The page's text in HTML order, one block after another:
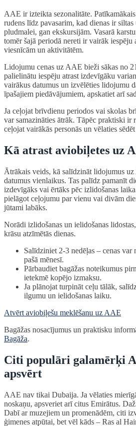
AAE ir izteikta sezonalitāte.
rudens līdz pavasarim, kad dienas ir siltas
pludmalei, gan ekskursijām. Vasarā
tomēr šajā periodā nereti ir vairāk iespēju
viesnīcām un aktivitātēm.
Lidojumu cenas uz AAE bieži sākas no
palielinātu iespēju atrast izdevīgāku
vairākus datumus un izvēlēties lidojumu
īpašajiem piedāvājumiem, apskatiet arī
Ja ceļojat brīvdienu periodos vai skolas
var samazināties ātrāk. Tāpēc praktiski ir
ceļojat vairākās personās un vēlaties
Kā atrast aviobiļetes uz
Ātrākais veids, kā salīdzināt lidojumus
datumus vienlaikus. Tas palīdz pamanīt
izdevīgāks vai ērtāks pēc izlidošanas
pielāgot ceļojumu par vienu vai divām
jūtami labāks.
Norādi izlidošanas un ielidošanas
krāsu atzīmētās dienas.
Salīdziniet 2-3 nedēļas – cenas var
pašā mēnesī.
Pārbaudiet bagāžas noteikumus
ietekmē kopējo izmaksu.
Ja plānojat turpināt ceļu tālāk,
ilgumu un ielidošanas laiku.
Atvērt aviobiļešu meklēšanu uz AAE
Bagāžas nosacījumus un praktisku
Bagāža.
Citi populāri galamērķi
apsvērt
AAE nav tikai Dubaija. Ja vēlaties
noskaņu, apsveriet arī citus Emirātus.
Dabī ar muzejiem un promenādēm, citi
ģimenes atpūtai, bet vēl kāds – Ras al